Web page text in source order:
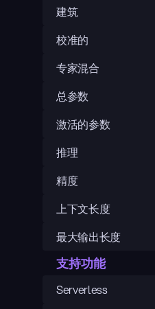
建筑
校准的
专家混合
总参数
激活的参数
推理
精度
上下文长度
最大输出长度
支持功能
Serverless